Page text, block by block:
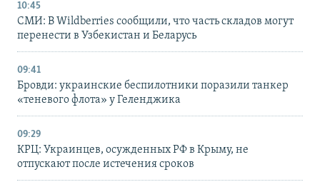
10:45
СМИ: В Wildberries сообщили, что часть складов могут
перенести в Узбекистан и Беларусь
09:41
Бровди: украинские беспилотники поразили танкер
«теневого флота» у Геленджика
09:29
КРЦ: Украинцев, осужденных РФ в Крыму, не
отпускают после истечения сроков